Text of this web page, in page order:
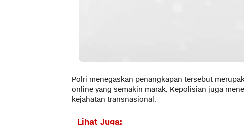
Polri menegaskan penangkapan tersebut
online yang semakin marak. Kepolisian juga
kejahatan transnasional.
Lihat Juga: